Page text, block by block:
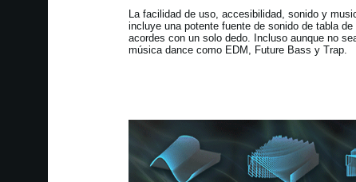
La facilidad de uso, accesibilidad, sonido y
incluye una potente fuente de sonido de tabla
acordes con un solo dedo. Incluso aunque no
música dance como EDM, Future Bass y Trap.